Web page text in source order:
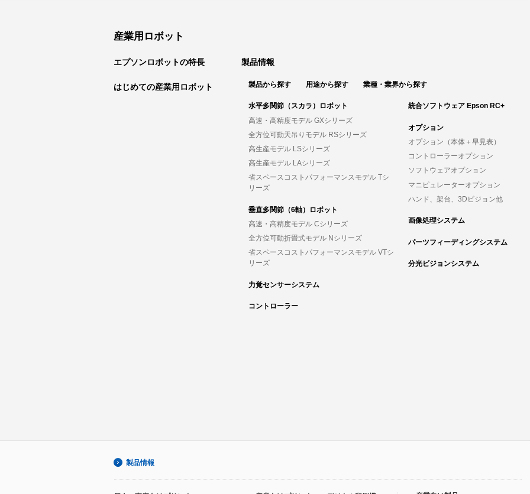
産業用ロボット
エプソンロボットの特長
はじめての産業用ロボット
製品情報
製品から探す 用途から探す 業種・業界から探す
水平多関節（スカラ）ロボット
高速・高精度モデル GXシリーズ
全方位可動天吊りモデル RSシリーズ
高生産モデル LSシリーズ
高生産モデル LAシリーズ
省スペースコストパフォーマンスモデル Tシ
リーズ
垂直多関節（6軸）ロボット
高速・高精度モデル Cシリーズ
全方位可動折畳式モデル Nシリーズ
省スペースコストパフォーマンスモデル VTシ
リーズ
力覚センサーシステム
コントローラー
統合ソフトウェア Epson RC+
オプション
オプション（本体＋早見表）
コントローラーオプション
ソフトウェアオプション
マニピュレーターオプション
ハンド、架台、3Dビジョン他
画像処理システム
パーツフィーディングシステム
分光ビジョンシステム
製品情報